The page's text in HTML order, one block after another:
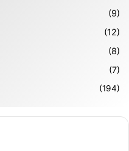
(9)
(12)
(8)
(7)
(194)